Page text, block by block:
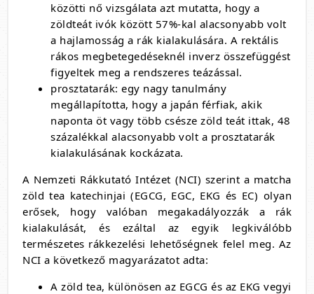
közötti nő vizsgálata azt mutatta, hogy a
zöldteát ivók között 57%-kal alacsonyabb volt
a hajlamosság a rák kialakulására. A rektális
rákos megbetegedéseknél inverz összefüggést
figyeltek meg a rendszeres teázással.
prosztatarák: egy nagy tanulmány
megállapította, hogy a japán férfiak, akik
naponta öt vagy több csésze zöld teát ittak, 48
százalékkal alacsonyabb volt a prosztatarák
kialakulásának kockázata.
A Nemzeti Rákkutató Intézet (NCI) szerint a matcha
zöld tea katechinjai (EGCG, EGC, EKG és EC) olyan
erősek, hogy valóban megakadályozzák a rák
kialakulását, és ezáltal az egyik legkiválóbb
természetes rákkezelési lehetőségnek felel meg. Az
NCI a következő magyarázatot adta:
A zöld tea, különösen az EGCG és az EKG vegyi